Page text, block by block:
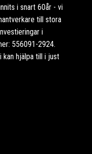
i snart 60år - vi
till stora
i
556091-2924.
kan hjälpa till i just